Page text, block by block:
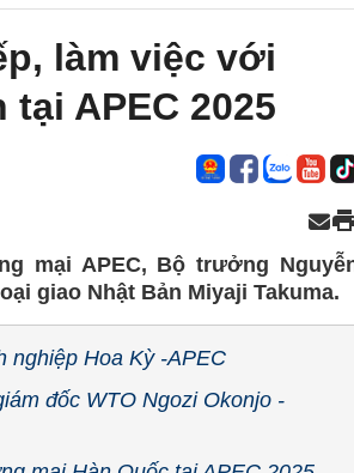
làm việc với
APEC 2025
mại APEC, Bộ trưởng
giao Nhật Bản Miyaji Takuma.
nghiệp Hoa Kỳ -APEC
đốc WTO Ngozi Okonjo -